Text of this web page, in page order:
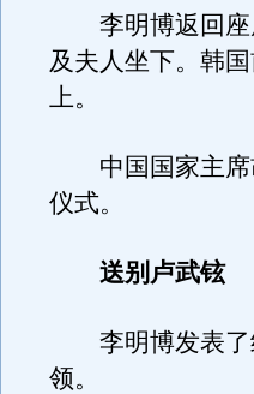
李明博返回座
及夫人坐下。韩
上。
中国国家主席
仪式。
送别卢武铉
李明博发表了
领。